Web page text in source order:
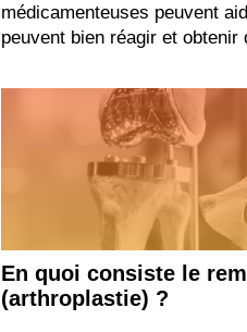
médicamenteuses peuvent
peuvent bien réagir et
En quoi consiste le
(arthroplastie) ?